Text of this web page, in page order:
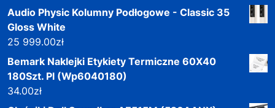
Audio Physic Kolumny Podłogowe - Classic 35
Gloss White
25 999.00zł
Bemark Naklejki Etykiety Termiczne 60X40
180Szt. Pl (Wp6040180)
34.00zł